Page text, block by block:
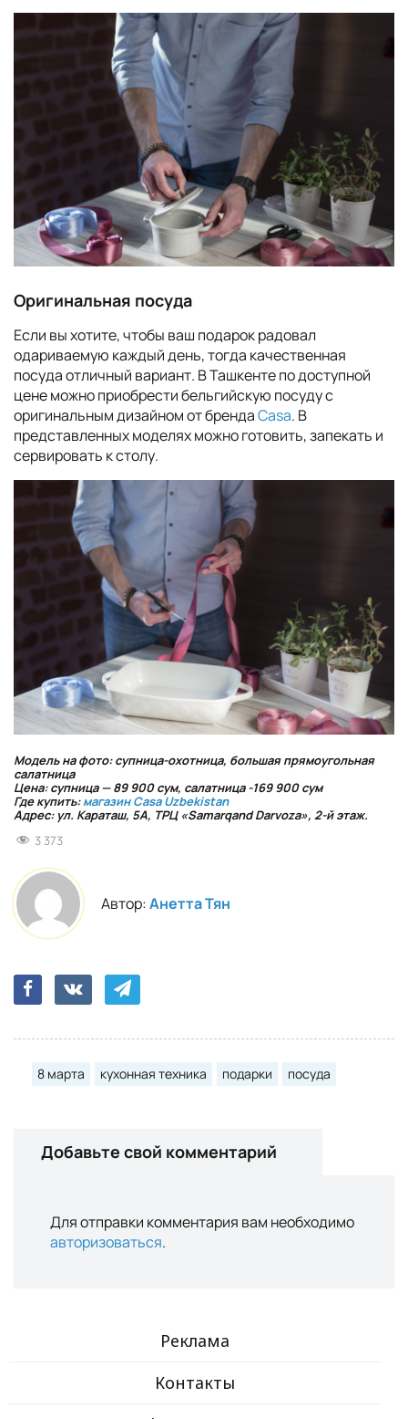
Оригинальная посуда
Если вы хотите, чтобы ваш подарок радовал
одариваемую каждый день, тогда качественная
посуда отличный вариант. В Ташкенте по доступной
цене можно приобрести бельгийскую посуду с
оригинальным дизайном от брендаСasa. В
представленных моделях можно готовить, запекать и
сервировать к столу.
Модель на фото: супница-охотница, большая прямоугольная
салатница
Цена: супница — 89 900 сум, салатница -169 900 сум
Где купить:магазин Casa Uzbekistan
Адрес: ул. Караташ, 5А, ТРЦ «Samarqand Darvoza», 2-й этаж.
3 373
Автор:Анетта Тян
8 марта кухонная техника подарки посуда
Добавьте свой комментарий
Для отправки комментария вам необходимо
авторизоваться.
Реклама
Контакты